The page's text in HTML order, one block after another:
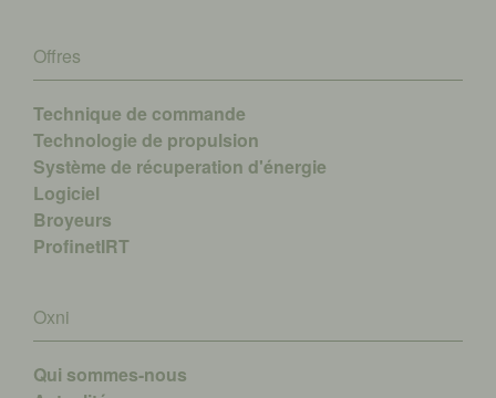
Offres
Technique de commande
Technologie de propulsion
Système de récuperation d'énergie
Logiciel
Broyeurs
ProfinetIRT
Oxni
Qui sommes-nous